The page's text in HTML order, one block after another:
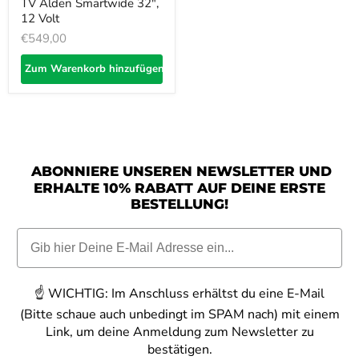
TV Alden Smartwide 32",
12 Volt
€549,00
Zum Warenkorb hinzufügen
ABONNIERE UNSEREN NEWSLETTER UND
ERHALTE 10% RABATT AUF DEINE ERSTE
BESTELLUNG!
☝️ WICHTIG: Im Anschluss erhältst du eine E-Mail
(Bitte schaue auch unbedingt im SPAM nach) mit einem
Link, um deine Anmeldung zum Newsletter zu
bestätigen.